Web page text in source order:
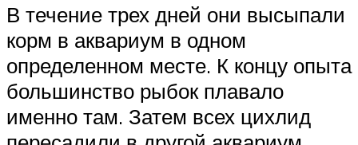
В течение трех дней они высыпали
корм в аквариум в одном
определенном месте. К концу опыта
большинство рыбок плавало
именно там. Затем всех цихлид